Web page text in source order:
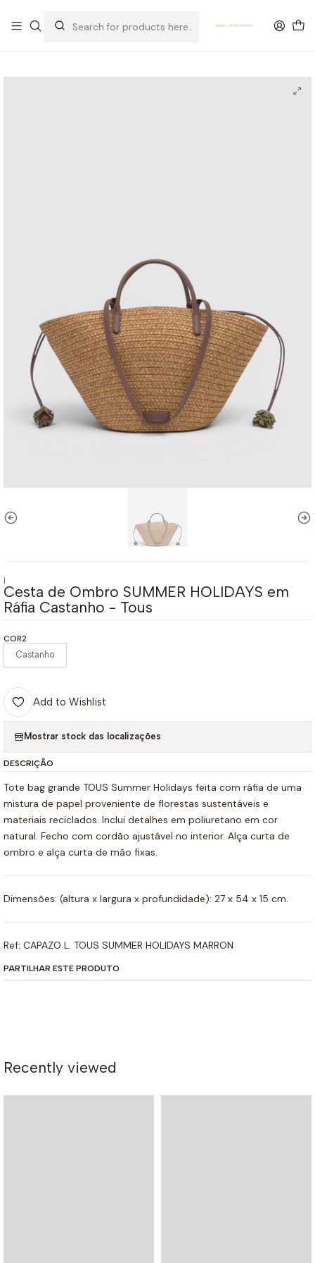
OFERTA DE PORTES DE ENVIO em compras para Portugal superiores a
80€ de artigos sem promoção
|
Cesta de Ombro SUMMER HOLIDAYS em
Ráfia Castanho - Tous
COR2
Castanho
Add to Wishlist
Mostrar stock das localizações
DESCRIÇÃO
Tote bag grande TOUS Summer Holidays feita com ráfia de uma
mistura de papel proveniente de florestas sustentáveis e
materiais reciclados. Inclui detalhes em poliuretano em cor
natural. Fecho com cordão ajustável no interior. Alça curta de
ombro e alça curta de mão fixas.
Dimensões: (altura x largura x profundidade): 27 x 54 x 15 cm.
Ref: CAPAZO L. TOUS SUMMER HOLIDAYS MARRON
PARTILHAR ESTE PRODUTO
Recently viewed